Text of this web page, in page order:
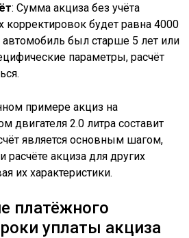
: Сумма акциза без учёта
корректировок будет равна 4000
был старше 5 лет или
параметры, расчёт
примере акциз на
двигателя 2.0 литра составит
является основным шагом,
акциза для других
их характеристики.
платёжного
уплаты акциза